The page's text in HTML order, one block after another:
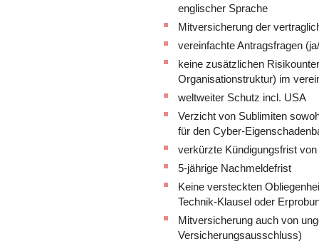
englischer Sprache
Mitversicherung der
vereinfachte Antragsfragen
keine zusätzlichen
Organisationstruktur) im
weltweiter Schutz incl. USA
Verzicht von Sublimiten
für den Cyber-
verkürzte Kündigungsfrist
5-jährige Nachmeldefrist
Keine versteckten
Technik-Klausel oder
Mitversicherung auch von
Versicherungsausschluss)